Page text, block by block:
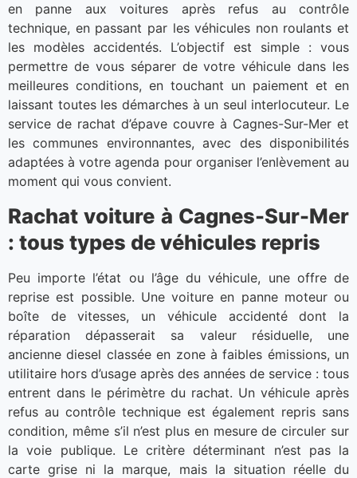
en panne aux voitures après refus au contrôle
technique, en passant par les véhicules non roulants et
les modèles accidentés. L’objectif est simple : vous
permettre de vous séparer de votre véhicule dans les
meilleures conditions, en touchant un paiement et en
laissant toutes les démarches à un seul interlocuteur. Le
service de rachat d’épave couvre à Cagnes-Sur-Mer et
les communes environnantes, avec des disponibilités
adaptées à votre agenda pour organiser l’enlèvement au
moment qui vous convient.
Rachat voiture à Cagnes-Sur-Mer
: tous types de véhicules repris
Peu importe l’état ou l’âge du véhicule, une offre de
reprise est possible. Une voiture en panne moteur ou
boîte de vitesses, un véhicule accidenté dont la
réparation dépasserait sa valeur résiduelle, une
ancienne diesel classée en zone à faibles émissions, un
utilitaire hors d’usage après des années de service : tous
entrent dans le périmètre du rachat. Un véhicule après
refus au contrôle technique est également repris sans
condition, même s’il n’est plus en mesure de circuler sur
la voie publique. Le critère déterminant n’est pas la
carte grise ni la marque, mais la situation réelle du